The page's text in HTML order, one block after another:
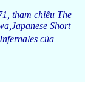
tham chiếu The
Short
của